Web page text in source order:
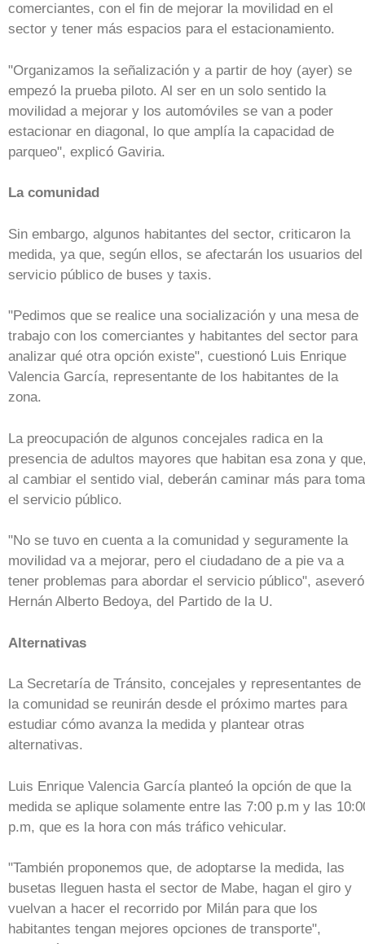
comerciantes, con el fin de mejorar la movilidad en el
sector y tener más espacios para el estacionamiento.
"Organizamos la señalización y a partir de hoy (ayer) se
empezó la prueba piloto. Al ser en un solo sentido la
movilidad a mejorar y los automóviles se van a poder
estacionar en diagonal, lo que amplía la capacidad de
parqueo", explicó Gaviria.
La comunidad
Sin embargo, algunos habitantes del sector, criticaron la
medida, ya que, según ellos, se afectarán los usuarios del
servicio público de buses y taxis.
"Pedimos que se realice una socialización y una mesa de
trabajo con los comerciantes y habitantes del sector para
analizar qué otra opción existe", cuestionó Luis Enrique
Valencia García, representante de los habitantes de la
zona.
La preocupación de algunos concejales radica en la
presencia de adultos mayores que habitan esa zona y
al cambiar el sentido vial, deberán caminar más para
el servicio público.
"No se tuvo en cuenta a la comunidad y seguramente la
movilidad va a mejorar, pero el ciudadano de a pie va a
tener problemas para abordar el servicio público", aseveró
Hernán Alberto Bedoya, del Partido de la U.
Alternativas
La Secretaría de Tránsito, concejales y representantes de
la comunidad se reunirán desde el próximo martes para
estudiar cómo avanza la medida y plantear otras
alternativas.
Luis Enrique Valencia García planteó la opción de que la
medida se aplique solamente entre las 7:00 p.m y las
p.m, que es la hora con más tráfico vehicular.
"También proponemos que, de adoptarse la medida, las
busetas lleguen hasta el sector de Mabe, hagan el giro y
vuelvan a hacer el recorrido por Milán para que los
habitantes tengan mejores opciones de transporte",